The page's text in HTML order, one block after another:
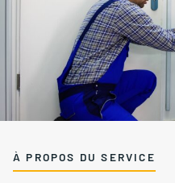
À PROPOS DU SERVICE